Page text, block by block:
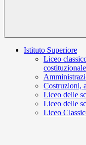
Istituto Superiore
Liceo
Costruzioni,
Liceo delle
Liceo delle
Liceo